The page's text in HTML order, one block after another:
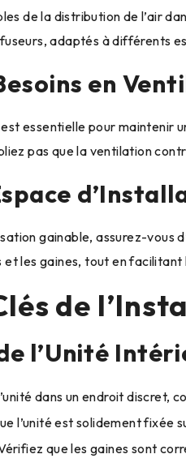
de la distribution de l’air
adaptés à différents
en
essentielle pour maintenir
pas que la ventilation
gainable, assurez-vous
les gaines, tout en
de
l’Unité
dans un endroit discret,
l’unité est solidement fixée
que les gaines sont